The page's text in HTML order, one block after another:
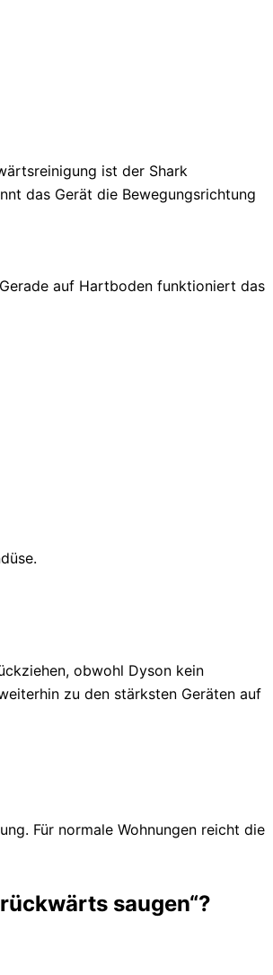
ist der Shark
das Gerät die Bewegungsrichtung
auf Hartboden funktioniert das
obwohl Dyson kein
zu den stärksten Geräten auf
Für normale Wohnungen reicht die
saugen“?